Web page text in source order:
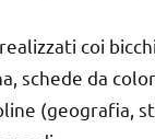
coi
schede da
(geografia,